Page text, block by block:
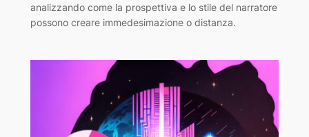
analizzando come la prospettiva e lo stile del narratore
possono creare immedesimazione o distanza.